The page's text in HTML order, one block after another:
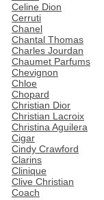
Celine Dion
Cerruti
Chanel
Chantal Thomas
Charles Jourdan
Chaumet Parfums
Chevignon
Chloe
Chopard
Christian Dior
Christian Lacroix
Christina Aguilera
Cigar
Cindy Crawford
Clarins
Clinique
Clive Christian
Coach